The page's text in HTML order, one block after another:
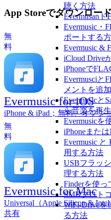
聴く方法
Evermusan
Evermusic・
ポートする
Evermusic &
iCloud Drive
iPhoneで
Evermusciと
メントを追
Evermusicと
ら音楽を再
Evermusicを
iPhoneまた
Evermusic
用する方法
USBフラッ
理する方法
Finderを使っ
SMBプロト
WiFi-Driveを
る方法
App Storeでダウンロー
Evermusic for iOS
iPhone & iPad；無料、オプシ
無
料
Evermusic for Mac
Universal（Apple Silicon &
共有
無
料